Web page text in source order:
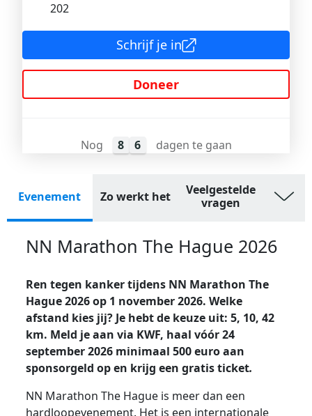
202
Schrijf je in
Doneer
Nog 8 6 dagen te gaan
Evenement Zo werkt het
Veelgestelde
vragen
NN Marathon The Hague 2026
Ren tegen kanker tijdens NN Marathon The
Hague 2026 op 1 november 2026. Welke
afstand kies jij? Je hebt de keuze uit: 5, 10, 42
km. Meld je aan via KWF, haal vóór 24
september 2026 minimaal 500 euro aan
sponsorgeld op en krijg een gratis ticket.
NN Marathon The Hague is meer dan een
hardloopevenement. Het is een internationale